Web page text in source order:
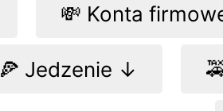
💸 Konta
🍕 Jedzenie ↓